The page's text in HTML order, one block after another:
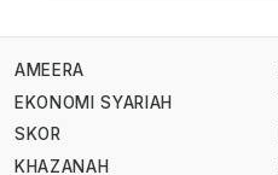
AMEERA
EKONOMI SYARIAH
SKOR
KHAZANAH